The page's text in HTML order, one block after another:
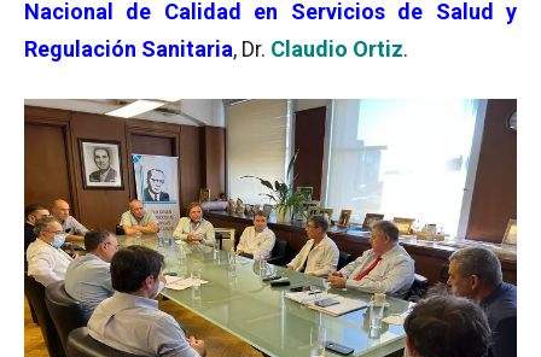
Nacional de Calidad en Servicios de Salud y
Regulación Sanitaria, Dr. Claudio Ortiz.